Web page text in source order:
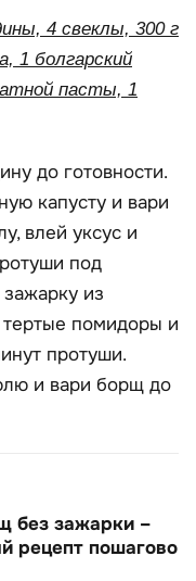
4 свеклы, 300 г
1 болгарский
пасты, 1
до готовности.
капусту и вари
влей уксус и
под
из
тертые помидоры и
протуши.
и вари борщ до
без зажарки –
рецепт пошагово